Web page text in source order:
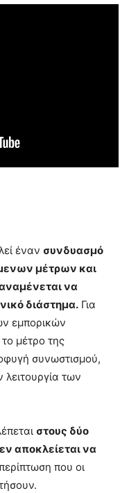
έναν συνδυασμό
μέτρων και
να
διάστημα. Για
εμπορικών
μέτρο της
συνωστισμού,
των
στους δύο
αποκλείεται να
που οι